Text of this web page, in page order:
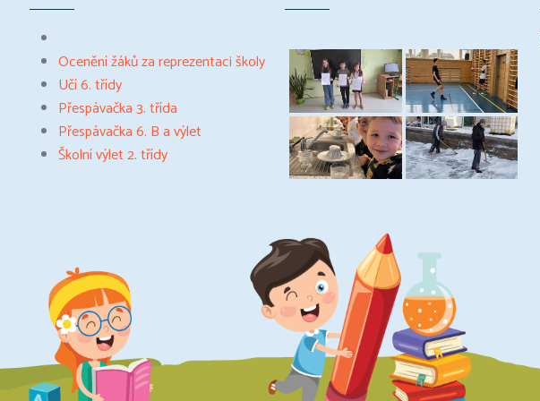
Ocenění žáků za reprezentaci školy
Učí 6. třídy
Přespávačka 3. třída
Přespávačka 6. B a výlet
Školní výlet 2. třídy